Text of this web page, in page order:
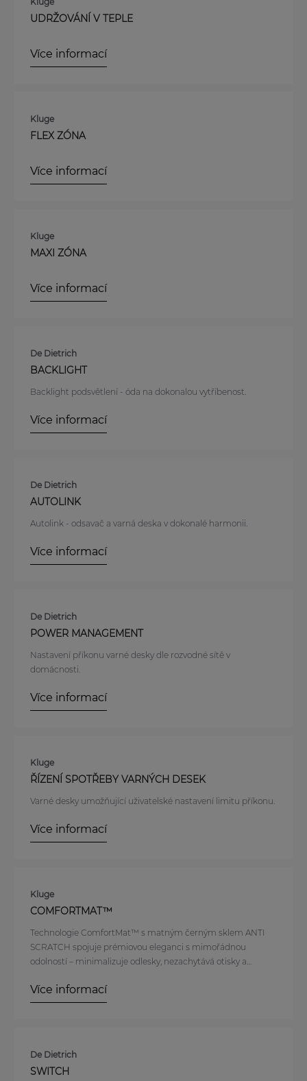
UDRŽOVÁNÍ V TEPLE
Více informací
Kluge
FLEX ZÓNA
Více informací
Kluge
MAXI ZÓNA
Více informací
De Dietrich
BACKLIGHT
Backlight podsvětlení - óda na dokonalou vytříbenost.
Více informací
De Dietrich
AUTOLINK
Autolink - odsavač a varná deska v dokonalé harmonii.
Více informací
De Dietrich
POWER MANAGEMENT
Nastavení příkonu varné desky dle rozvodné sítě v
domácnosti.
Více informací
Kluge
ŘÍZENÍ SPOTŘEBY VARNÝCH DESEK
Varné desky umožňující uživatelské nastavení limitu příkonu.
Více informací
Kluge
COMFORTMAT™
Technologie ComfortMat™ s matným černým sklem ANTI
SCRATCH spojuje prémiovou eleganci s mimořádnou
odolností – minimalizuje odlesky, nezachytává otisky a
používání.
Více informací
De Dietrich
SWITCH